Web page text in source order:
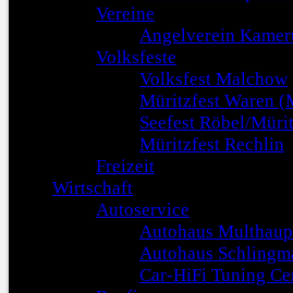
Vereine
Angelverein
Volksfeste
Volksfest Malchow
Müritzfest Waren
Seefest Röbel/
Müritzfest Rechlin
Freizeit
Wirtschaft
Autoservice
Autohaus Multhaup
Autohaus
Car-HiFi Tuning